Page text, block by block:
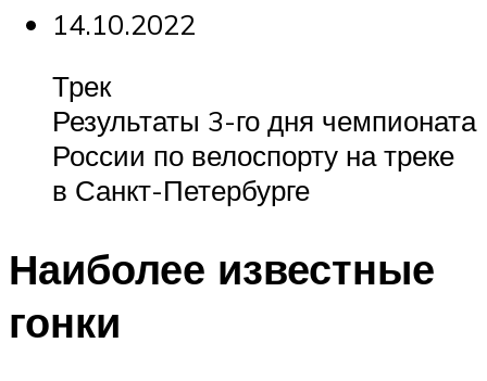
14.10.2022
Трек
Результаты 3-го дня чемпионата
России по велоспорту на треке
в Санкт-Петербурге
Наиболее известные
гонки